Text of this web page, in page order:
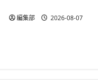
編集部 2026-08-07